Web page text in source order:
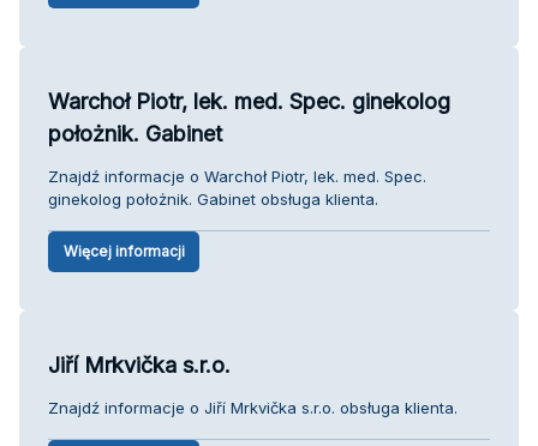
Warchoł Piotr, lek. med. Spec. ginekolog
położnik. Gabinet
Znajdź informacje o Warchoł Piotr, lek. med. Spec.
ginekolog położnik. Gabinet obsługa klienta.
Więcej informacji
Jiří Mrkvička s.r.o.
Znajdź informacje o Jiří Mrkvička s.r.o. obsługa klienta.